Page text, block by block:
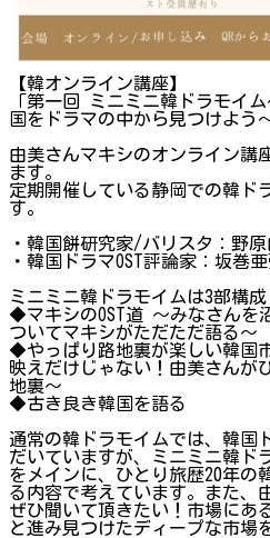
【韓オンライン講座】
「第一回 ミニミニ韓ドラモイ
国をドラマの中から見つけよう
由美さんマキシのオンライン講
ます。
定期開催している静岡での韓ド
す。
・韓国餅研究家/バリスタ：野原
・韓国ドラマOST評論家：坂巻
ミニミニ韓ドラモイムは3部構成
◆マキシのOST道 〜みなさんを
ついてマキシがただただ語る〜
◆やっぱり路地裏が楽しい韓国
映えだけじゃない！由美さんが
地裏〜
◆古き良き韓国を語る
通常の韓ドラモイムでは、韓国
だいていますが、ミニミニ韓ド
をメインに、ひとり旅歴20年の
る内容で考えています。また、
ぜひ聞いて頂きたい！市場にあ
と進み見つけたディープな市場